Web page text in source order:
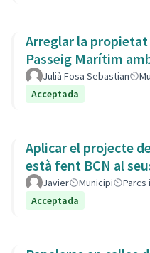
Arreglar la
Passeig Marítim
Julià Fosa Sebastian
Acceptada
Aplicar el projecte
està fent BCN al
Javier Municipi Parcs
Acceptada